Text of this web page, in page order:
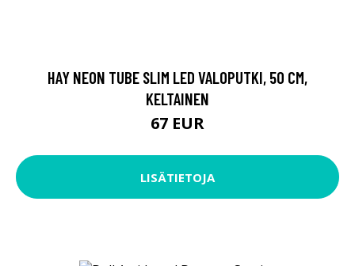
HAY NEON TUBE SLIM LED VALOPUTKI, 50 CM,
KELTAINEN
67 EUR
LISÄTIETOJA